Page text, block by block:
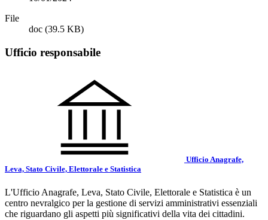
File
doc (39.5 KB)
Ufficio responsabile
Ufficio Anagrafe,
Leva, Stato Civile, Elettorale e Statistica
L'Ufficio Anagrafe, Leva, Stato Civile, Elettorale e Statistica è un
centro nevralgico per la gestione di servizi amministrativi essenziali
che riguardano gli aspetti più significativi della vita dei cittadini.